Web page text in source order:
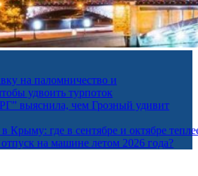
на паломничество и
удвоить турпоток
выяснила, чем Грозный удивит
Крыму: где в сентябре и октябре
на машине летом 2026 года?